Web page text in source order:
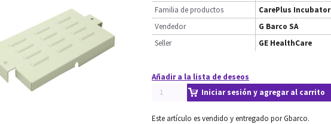
Familia de productos
CarePlus Incubator
Vendedor
G Barco SA
Seller
GE HealthCare
Añadir a la lista de deseos
Iniciar sesión y agregar al carrito
Este artículo es vendido y entregado por Gbarco.